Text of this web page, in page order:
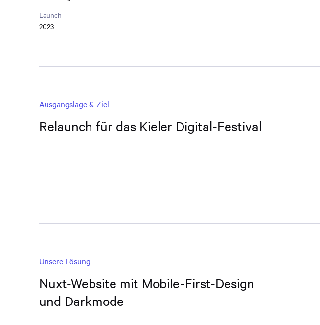
Launch
2023
Ausgangslage & Ziel
Relaunch für das Kieler Digital-Festival
Unsere Lösung
Nuxt-Website mit Mobile-First-Design
und Darkmode